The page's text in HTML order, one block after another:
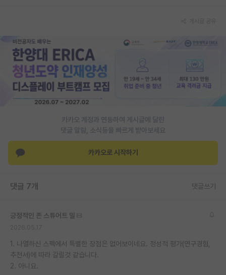
카카오 계정과 연동하여 게시글에 달린
댓글 알람, 소식등을 빠르게 받아보세요
카카오로 시작하기
댓글 7개 댓글쓰기
긍정적인 존 스튜어트 밀
1. 나열하신 스펙에서 특별한 장점은 없어보이네요. 정성적 평가(연구경험,
추천서)에 따라 갈릴것 같습니다.
2. 아니요.